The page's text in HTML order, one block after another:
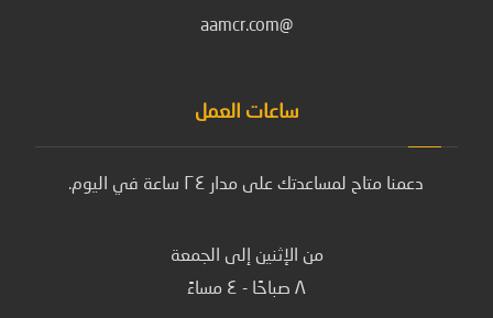
@aamcr.com
ساعات العمل
دعمنا متاح لمساعدتك على مدار ٢٤ ساعة في اليوم.
من الإثنين إلى الجمعة
٨ صباحًا - ٤ مساءً